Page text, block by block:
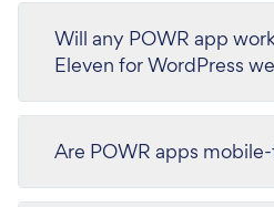
Will any POWR app
Eleven for WordPress
Are POWR apps